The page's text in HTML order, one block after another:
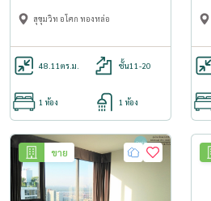
สุขุมวิท อโศก ทองหล่อ
48.11 ตร.ม. ชั้น11-20
1 ห้อง 1 ห้อง
ขาย